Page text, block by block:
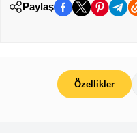
Paylaş
Özellikler